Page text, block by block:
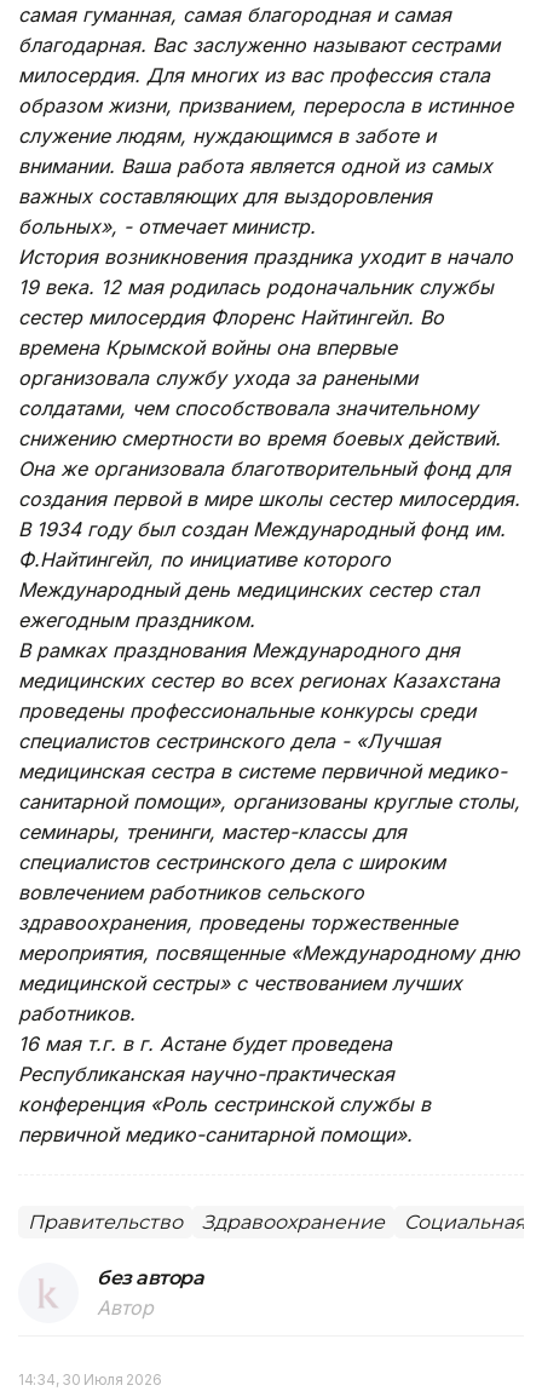
самая гуманная, самая благородная и самая
благодарная. Вас заслуженно называют сестрами
милосердия. Для многих из вас профессия стала
образом жизни, призванием, переросла в истинное
служение людям, нуждающимся в заботе и
внимании. Ваша работа является одной из самых
важных составляющих для выздоровления
больных», - отмечает министр.
История возникновения праздника уходит в начало
19 века. 12 мая родилась родоначальник службы
сестер милосердия Флоренс Найтингейл. Во
времена Крымской войны она впервые
организовала службу ухода за ранеными
солдатами, чем способствовала значительному
снижению смертности во время боевых действий.
Она же организовала благотворительный фонд для
создания первой в мире школы сестер милосердия.
В 1934 году был создан Международный фонд им.
Ф.Найтингейл, по инициативе которого
Международный день медицинских сестер стал
ежегодным праздником.
В рамках празднования Международного дня
медицинских сестер во всех регионах Казахстана
проведены профессиональные конкурсы среди
специалистов сестринского дела - «Лучшая
медицинская сестра в системе первичной медико-
санитарной помощи», организованы круглые столы,
семинары, тренинги, мастер-классы для
специалистов сестринского дела с широким
вовлечением работников сельского
здравоохранения, проведены торжественные
мероприятия, посвященные «Международному дню
медицинской сестры» с чествованием лучших
работников.
16 мая т.г. в г. Астане будет проведена
Республиканская научно-практическая
конференция «Роль сестринской службы в
первичной медико-санитарной помощи».
Правительство Здравоохранение Социальная
без автора
Автор
14:34, 30 Июля 2026